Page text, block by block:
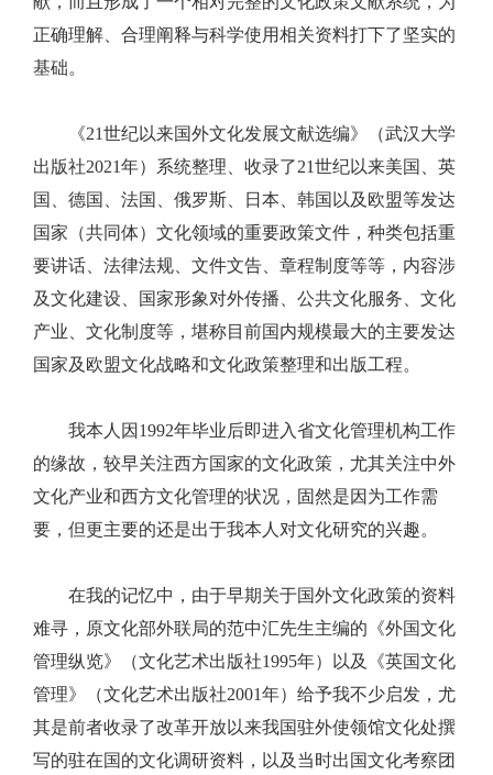
正确理解、合理阐释与科学使用相关资料打下了坚实的
基础。
《21世纪以来国外文化发展文献选编》（武汉大学
出版社2021年）系统整理、收录了21世纪以来美国、英
国、德国、法国、俄罗斯、日本、韩国以及欧盟等发达
国家（共同体）文化领域的重要政策文件，种类包括重
要讲话、法律法规、文件文告、章程制度等等，内容涉
及文化建设、国家形象对外传播、公共文化服务、文化
产业、文化制度等，堪称目前国内规模最大的主要发达
国家及欧盟文化战略和文化政策整理和出版工程。
我本人因1992年毕业后即进入省文化管理机构工作
的缘故，较早关注西方国家的文化政策，尤其关注中外
文化产业和西方文化管理的状况，固然是因为工作需
要，但更主要的还是出于我本人对文化研究的兴趣。
在我的记忆中，由于早期关于国外文化政策的资料
难寻，原文化部外联局的范中汇先生主编的《外国文化
管理纵览》（文化艺术出版社1995年）以及《英国文化
管理》（文化艺术出版社2001年）给予我不少启发，尤
其是前者收录了改革开放以来我国驻外使领馆文化处撰
写的驻在国的文化调研资料，以及当时出国文化考察团